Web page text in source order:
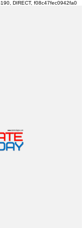
DIRECT, f08c47fec0942fa0